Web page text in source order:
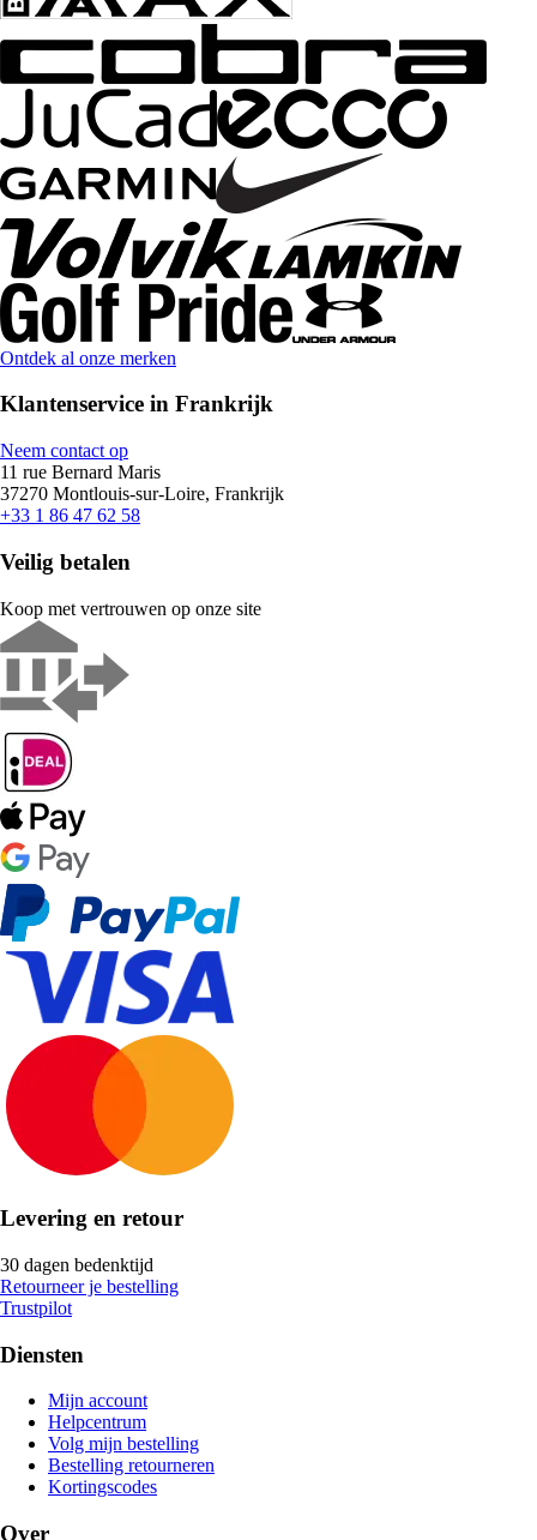
Ontdek al onze merken
Klantenservice in Frankrijk
Neem contact op
11 rue Bernard Maris
37270 Montlouis-sur-Loire, Frankrijk
+33 1 86 47 62 58
Veilig betalen
Koop met vertrouwen op onze site
Levering en retour
30 dagen bedenktijd
Retourneer je bestelling
Trustpilot
Diensten
Mijn account
Helpcentrum
Volg mijn bestelling
Bestelling retourneren
Kortingscodes
Over